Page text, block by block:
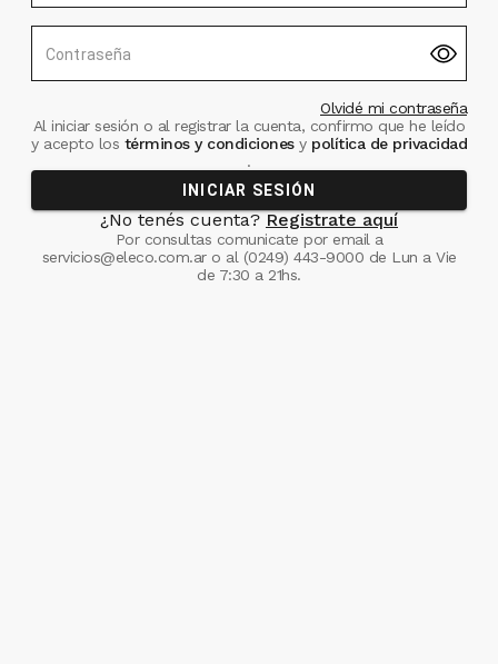
Contraseña
Olvidé mi contraseña
Al iniciar sesión o al registrar la cuenta, confirmo que he leído
y acepto los términos y condiciones ypolítica de privacidad
.
INICIAR SESIÓN
¿No tenés cuenta? Registrate aquí
Por consultas comunicate por email a
servicios@eleco.com.aro al (0249) 443-9000 de Lun a Vie
de 7:30 a 21hs.